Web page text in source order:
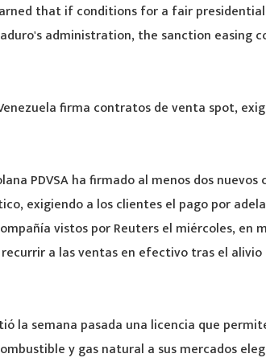
that if conditions for a fair
administration, the sanction easing
firma contratos de venta spot,
PDVSA ha firmado al menos dos
exigiendo a los clientes el pago por
vistos por Reuters el miércoles, en
a las ventas en efectivo tras el alivio
la semana pasada una licencia que
y gas natural a sus mercados